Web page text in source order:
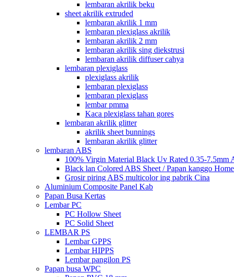
lembaran akrilik beku
sheet akrilik extruded
lembaran akrilik 1 mm
lembaran plexiglass akrilik
lembaran akrilik 2 mm
lembaran akrilik sing diekstrusi
lembaran akrilik diffuser cahya
lembaran plexiglass
plexiglass akrilik
lembaran plexiglass
lembaran plexiglass
lembar pmma
Kaca plexiglass tahan gores
lembaran akrilik glitter
akrilik sheet bunnings
lembaran akrilik glitter
lembaran ABS
100% Virgin Material Black Uv Rated 0.35-7.5mm
Black lan Colored ABS Sheet / Papan kanggo
Grosir piring ABS multicolor ing pabrik Cina
Aluminium Composite Panel Kab
Papan Busa Kertas
Lembar PC
PC Hollow Sheet
PC Solid Sheet
LEMBAR PS
Lembar GPPS
Lembar HIPPS
Lembar pangilon PS
Papan busa WPC